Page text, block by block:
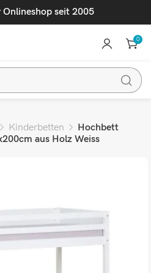
Onlineshop seit 2005
0
Kinderbetten
Hochbett
aus Holz Weiss